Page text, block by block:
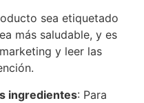
sea etiquetado
más saludable, y es
y leer las
ingredientes: Para